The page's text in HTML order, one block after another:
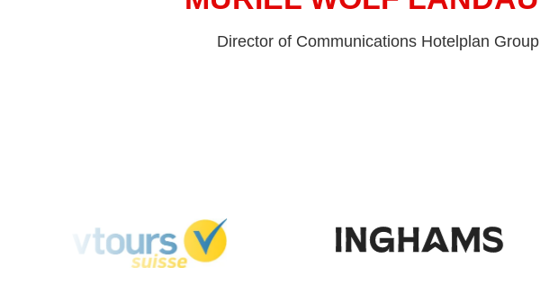
Director of Communications Hotelplan Group